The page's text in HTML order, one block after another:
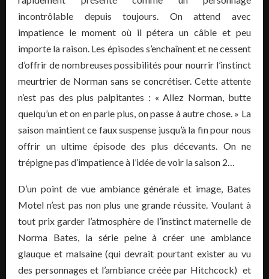
incontrôlable depuis toujours. On attend avec
impatience le moment où il pétera un câble et peu
importe la raison. Les épisodes s’enchaînent et ne cessent
d’offrir de nombreuses possibilités pour nourrir l’instinct
meurtrier de Norman sans se concrétiser. Cette attente
n’est pas des plus palpitantes : « Allez Norman, butte
quelqu’un et on en parle plus, on passe à autre chose. » La
saison maintient ce faux suspense jusqu’à la fin pour nous
offrir un ultime épisode des plus décevants. On ne
trépigne pas d’impatience à l’idée de voir la saison 2…
D’un point de vue ambiance générale et image, Bates
Motel n’est pas non plus une grande réussite. Voulant à
tout prix garder l’atmosphère de l’instinct maternelle de
Norma Bates, la série peine à créer une ambiance
glauque et malsaine (qui devrait pourtant exister au vu
des personnages et l’ambiance créée par Hitchcock) et